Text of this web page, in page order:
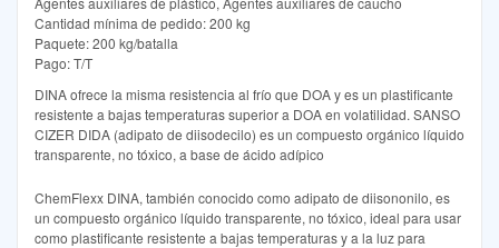
Cantidad mínima de pedido: 200 kg
Paquete: 200 kg/batalla
Pago: T/T
DINA ofrece la misma resistencia al frío que DOA y es un plastificante
resistente a bajas temperaturas superior a DOA en volatilidad. SANSO
CIZER DIDA (adipato de diisodecilo) es un compuesto orgánico líquido
transparente, no tóxico, a base de ácido adípico
ChemFlexx DINA, también conocido como adipato de diisononilo, es
un compuesto orgánico líquido transparente, no tóxico, ideal para usar
como plastificante resistente a bajas temperaturas y a la luz para